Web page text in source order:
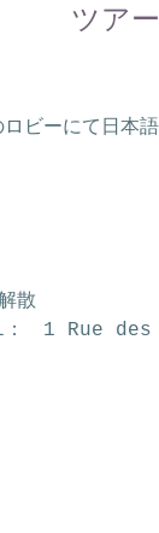
ツア
ーにて日本語
散
　1 Rue